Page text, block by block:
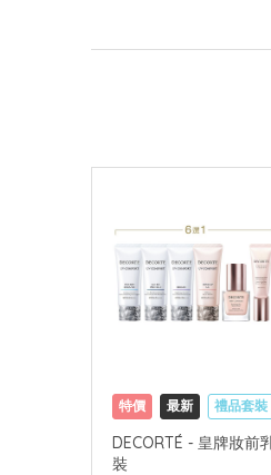
特價 最新
禮品套裝
網購店取
可中國內地
DECORTÉ - 皇牌妝前
裝